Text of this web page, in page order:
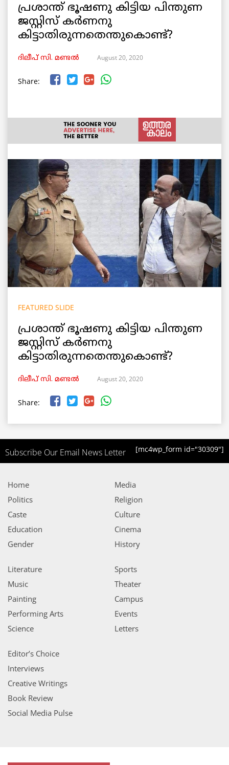
പ്രശാന്ത് ഭൂഷണു കിട്ടിയ പിന്തുണ
ജസ്റ്റിസ് കർണനു
കിട്ടാതിരുന്നതെന്തുകൊണ്ട്?
ദിലീപ് സി. മണ്ടൽ August 20, 2020
Share:
FEATURED SLIDE
പ്രശാന്ത് ഭൂഷണു കിട്ടിയ പിന്തുണ
ജസ്റ്റിസ് കർണനു
കിട്ടാതിരുന്നതെന്തുകൊണ്ട്?
ദിലീപ് സി. മണ്ടൽ August 20, 2020
Share:
Subscribe Our Email News Letter [mc4wp_form id="30309"]
Home
Politics
Caste
Education
Gender
Media
Religion
Culture
Cinema
History
Literature
Music
Painting
Performing Arts
Science
Sports
Theater
Campus
Events
Letters
Editor’s Choice
Interviews
Creative Writings
Book Review
Social Media Pulse